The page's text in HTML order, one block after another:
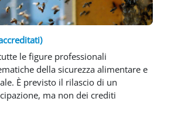
le figure professionali
della sicurezza alimentare e
È previsto il rilascio di un
ma non dei crediti